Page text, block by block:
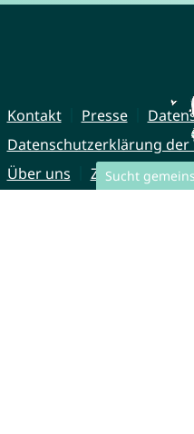
Sucht
Kontakt Presse
Datenschutzerklärung der
Über uns